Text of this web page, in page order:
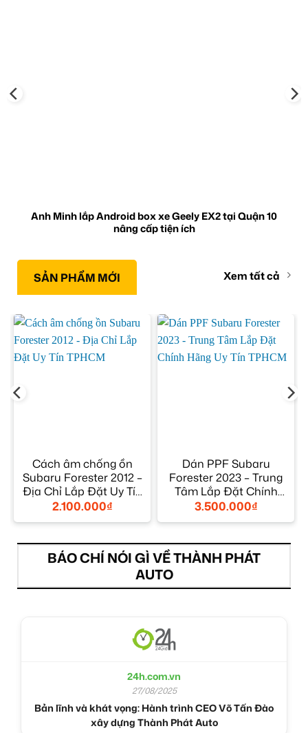
Anh Minh lắp Android box xe Geely EX2 tại Quận 10
nâng cấp tiện ích
SẢN PHẨM MỚI Xem tất cả
Cách âm chống ồn
Subaru Forester 2012 –
Địa Chỉ Lắp Đặt Uy Tín
TPHCM
2.100.000₫
Dán PPF Subaru
Forester 2023 – Trung
Tâm Lắp Đặt Chính
Hãng Uy Tín TPHCM
3.500.000₫
BÁO CHÍ NÓI GÌ VỀ THÀNH PHÁT
AUTO
24h.com.vn
27/08/2025
Bản lĩnh và khát vọng: Hành trình CEO Võ Tấn Đào
xây dựng Thành Phát Auto